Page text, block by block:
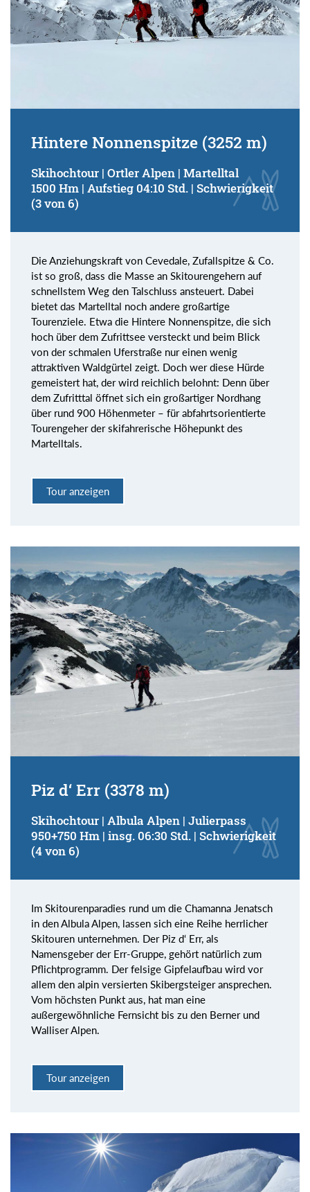
Hintere Nonnenspitze (3252 m)
Skihochtour | Ortler Alpen | Martelltal
1500 Hm | Aufstieg 04:10 Std. | Schwierigkeit
(3 von 6)
Die Anziehungskraft von Cevedale, Zufallspitze & Co.
ist so groß, dass die Masse an Skitourengehern auf
schnellstem Weg den Talschluss ansteuert. Dabei
bietet das Martelltal noch andere großartige
Tourenziele. Etwa die Hintere Nonnenspitze, die sich
hoch über dem Zufrittsee versteckt und beim Blick
von der schmalen Uferstraße nur einen wenig
attraktiven Waldgürtel zeigt. Doch wer diese Hürde
gemeistert hat, der wird reichlich belohnt: Denn über
dem Zufritttal öffnet sich ein großartiger Nordhang
über rund 900 Höhenmeter – für abfahrtsorientierte
Tourengeher der skifahrerische Höhepunkt des
Martelltals.
Tour anzeigen
Piz d‘ Err (3378 m)
Skihochtour | Albula Alpen | Julierpass
950+750 Hm | insg. 06:30 Std. | Schwierigkeit
(4 von 6)
Im Skitourenparadies rund um die Chamanna Jenatsch
in den Albula Alpen, lassen sich eine Reihe herrlicher
Skitouren unternehmen. Der Piz d‘ Err, als
Namensgeber der Err-Gruppe, gehört natürlich zum
Pflichtprogramm. Der felsige Gipfelaufbau wird vor
allem den alpin versierten Skibergsteiger ansprechen.
Vom höchsten Punkt aus, hat man eine
außergewöhnliche Fernsicht bis zu den Berner und
Walliser Alpen.
Tour anzeigen